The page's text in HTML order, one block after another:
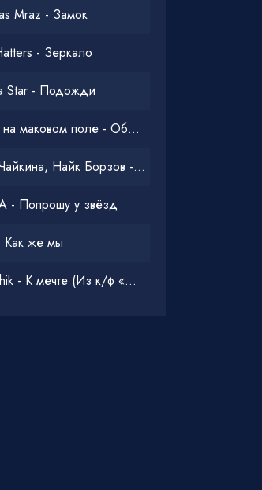
Mraz - Замок
- Зеркало
Star - Подожди
Элли на маковом поле - Обнимай
Тося Чайкина, Найк Борзов - Опять
- Попрошу у звёзд
же мы
Amirchik - К мечте (Из к/ф «Одна дома 3»)